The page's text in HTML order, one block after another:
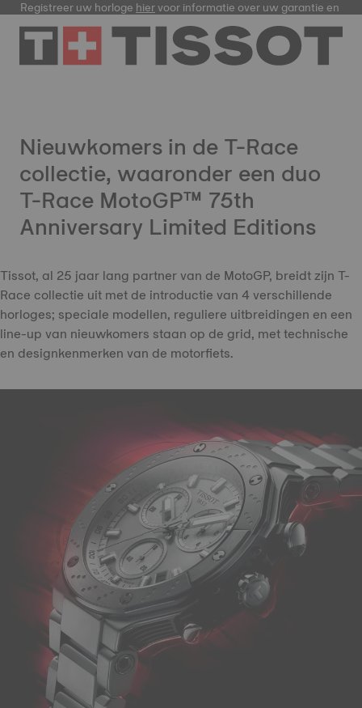
uw horlogehiervoor informatie over uw garantie en meer
Nieuwkomers in de T-Race
collectie, waaronder een duo
T-Race MotoGP™ 75th
Anniversary Limited Editions
Tissot, al 25 jaar lang partner van de MotoGP, breidt zijn T-
Race collectie uit met de introductie van 4 verschillende
horloges; speciale modellen, reguliere uitbreidingen en een
line-up van nieuwkomers staan op de grid, met technische
en designkenmerken van de motorfiets.